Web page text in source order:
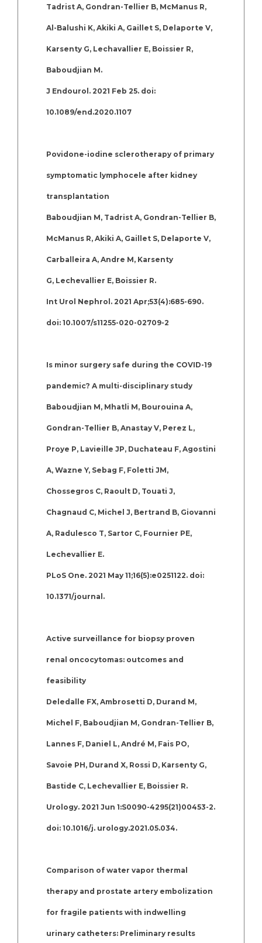
Tadrist A, Gondran-Tellier B, McManus R,
Al-Balushi K, Akiki A, Gaillet S, Delaporte V,
Karsenty G, Lechavallier E, Boissier R,
Baboudjian M.
J Endourol. 2021 Feb 25. doi:
10.1089/end.2020.1107
Povidone-iodine sclerotherapy of primary
symptomatic lymphocele after kidney
transplantation
Baboudjian M, Tadrist A, Gondran-Tellier B,
McManus R, Akiki A, Gaillet S, Delaporte V,
Carballeira A, Andre M, Karsenty
G, Lechevallier E, Boissier R.
Int Urol Nephrol. 2021 Apr;53(4):685-690.
doi: 10.1007/s11255-020-02709-2
Is minor surgery safe during the COVID-19
pandemic? A multi-disciplinary study
Baboudjian M, Mhatli M, Bourouina A,
Gondran-Tellier B, Anastay V, Perez L,
Proye P, Lavieille JP, Duchateau F, Agostini
A, Wazne Y, Sebag F, Foletti JM,
Chossegros C, Raoult D, Touati J,
Chagnaud C, Michel J, Bertrand B, Giovanni
A, Radulesco T, Sartor C, Fournier PE,
Lechevallier E.
PLoS One. 2021 May 11;16(5):e0251122. doi:
10.1371/journal.
Active surveillance for biopsy proven
renal oncocytomas: outcomes and
feasibility
Deledalle FX, Ambrosetti D, Durand M,
Michel F, Baboudjian M, Gondran-Tellier B,
Lannes F, Daniel L, André M, Fais PO,
Savoie PH, Durand X, Rossi D, Karsenty G,
Bastide C, Lechevallier E, Boissier R.
Urology. 2021 Jun 1:S0090-4295(21)00453-2.
doi: 10.1016/j. urology.2021.05.034.
Comparison of water vapor thermal
therapy and prostate artery embolization
for fragile patients with indwelling
urinary catheters: Preliminary results